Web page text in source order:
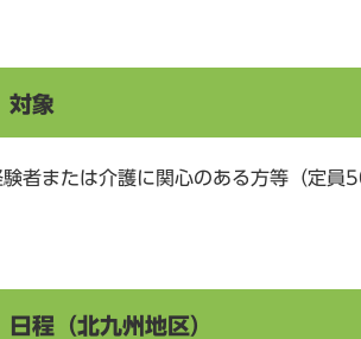
対象
者または介護に関心のある方等（定員
日程（北九州地区）